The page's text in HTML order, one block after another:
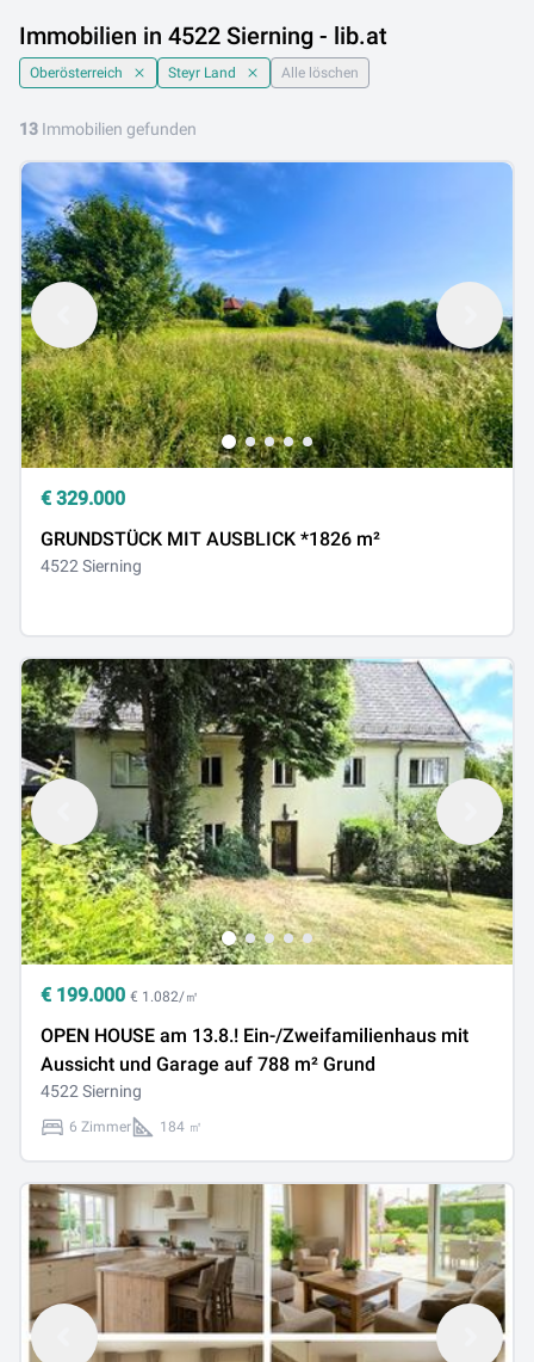
Immobilien in 4522 Sierning - lib.at
Oberösterreich Steyr Land Alle löschen
13 Immobilien gefunden
€ 329.000
GRUNDSTÜCK MIT AUSBLICK *1826 m²
4522 Sierning
€ 199.000 € 1.082/㎡
OPEN HOUSE am 13.8.! Ein-/Zweifamilienhaus mit
Aussicht und Garage auf 788 m² Grund
4522 Sierning
6 Zimmer 184 ㎡